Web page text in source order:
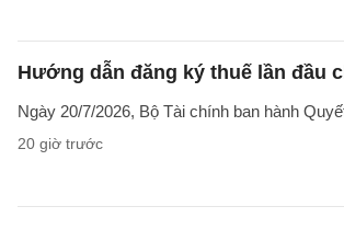
Hướng dẫn đăng ký thuế lần đầu
Ngày 20/7/2026, Bộ Tài chính ban hành
20 giờ trước